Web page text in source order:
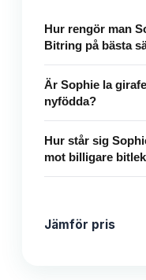
Hur rengör man
Bitring på bästa
Är Sophie la
nyfödda?
Hur står sig
mot billigare
Jämför pris